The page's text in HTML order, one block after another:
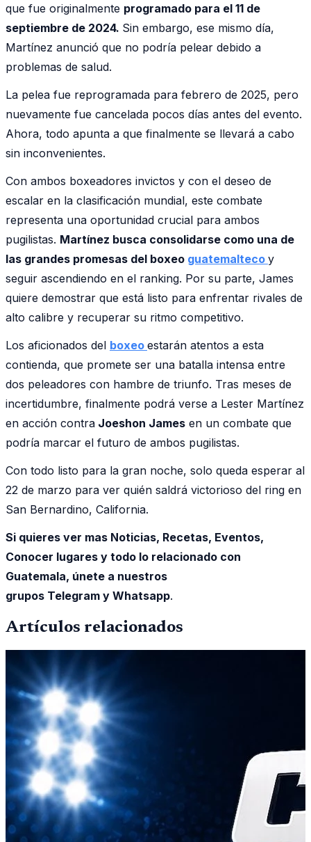
que fue originalmente programado para el 11 de
septiembre de 2024. Sin embargo, ese mismo día,
Martínez anunció que no podría pelear debido a
problemas de salud.
La pelea fue reprogramada para febrero de 2025, pero
nuevamente fue cancelada pocos días antes del evento.
Ahora, todo apunta a que finalmente se llevará a cabo
sin inconvenientes.
Con ambos boxeadores invictos y con el deseo de
escalar en la clasificación mundial, este combate
representa una oportunidad crucial para ambos
pugilistas. Martínez busca consolidarse como una de
las grandes promesas del boxeo guatemalteco y
seguir ascendiendo en el ranking. Por su parte, James
quiere demostrar que está listo para enfrentar rivales de
alto calibre y recuperar su ritmo competitivo.
Los aficionados del boxeo estarán atentos a esta
contienda, que promete ser una batalla intensa entre
dos peleadores con hambre de triunfo. Tras meses de
incertidumbre, finalmente podrá verse a Lester Martínez
en acción contra Joeshon James en un combate que
podría marcar el futuro de ambos pugilistas.
Con todo listo para la gran noche, solo queda esperar al
22 de marzo para ver quién saldrá victorioso del ring en
San Bernardino, California.
Si quieres ver mas Noticias, Recetas, Eventos,
Conocer lugares y todo lo relacionado con
Guatemala, únete a nuestros
grupos Telegram y Whatsapp.
Artículos relacionados